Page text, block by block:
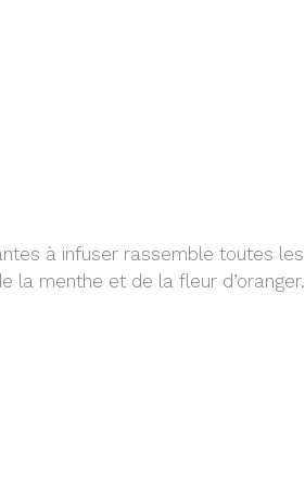
à infuser rassemble toutes les
la menthe et de la fleur d’oranger.